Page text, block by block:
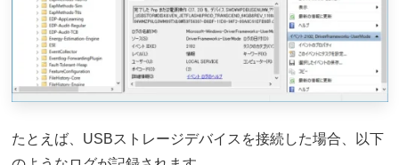
たとえば、USBストレージデバイスを接続した場合、以下